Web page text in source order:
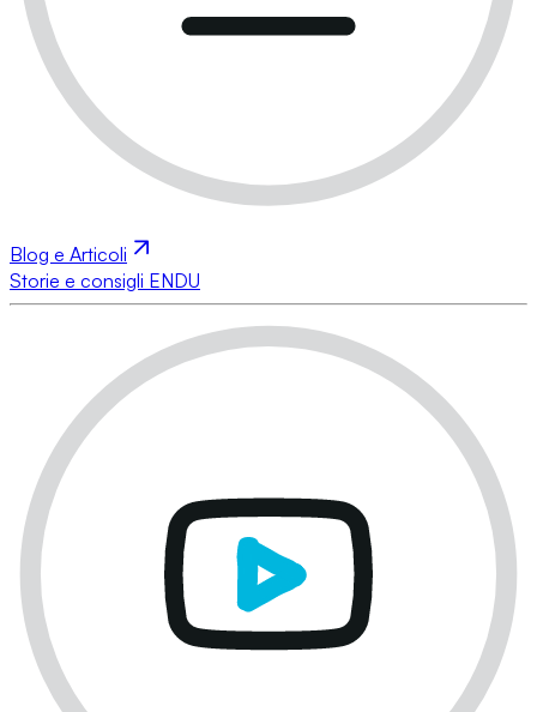
Blog e Articoli
Storie e consigli ENDU